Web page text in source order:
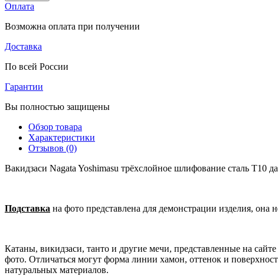
Оплата
Возможна оплата при получении
Доставка
По всей России
Гарантии
Вы полностью защищены
Обзор товара
Характеристики
Отзывов (0)
Вакидзаси Nagata Yoshimasu трёхслойное шлифование сталь T10
Подставка на фото представлена для демонстрации изделия, она
Катаны, викидзаси, танто и другие мечи, представленные на
фото. Отличаться могут форма линии хамон, оттенок и
натуральных материалов.